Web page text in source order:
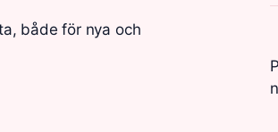
både för nya och